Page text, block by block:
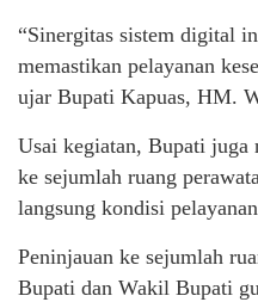
“Sinergitas sistem digital
memastikan pelayanan
ujar Bupati Kapuas, HM.
Usai kegiatan, Bupati juga
ke sejumlah ruang
langsung kondisi
Peninjauan ke sejumlah
Bupati dan Wakil Bupati